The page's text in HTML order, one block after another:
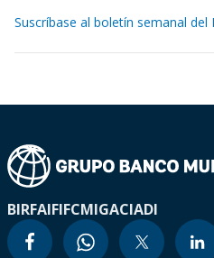
Suscríbase al boletín semanal del
BIRFAIFIFCMIGACIADI